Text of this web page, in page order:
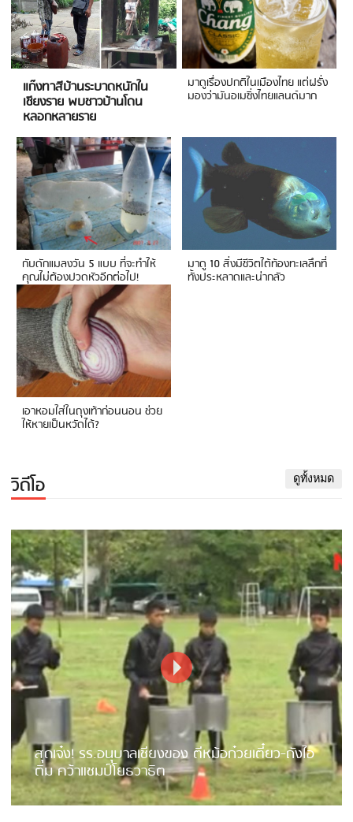
แก๊งทาสีบ้านระบาดหนักใน
เชียงราย พบชาวบ้านโดน
หลอกหลายราย
มาดูเรื่องปกติในเมืองไทย แต่ฝรั่ง
มองว่ามันอเมซิ่งไทยแลนด์มาก
กับดักแมลงวัน 5 แบบ ที่จะทำให้
คุณไม่ต้องปวดหัวอีกต่อไป!
มาดู 10 สิ่งมีชีวิตใต้ท้องทะเลลึกที่
ทั้งประหลาดและน่ากลัว
เอาหอมใส่ในถุงเท้าก่อนนอน ช่วย
ให้หายเป็นหวัดได้?
วิดีโอ ดูทั้งหมด
สุดเจ๋ง! รร.อนุบาลเชียงของ ตีหม้อก๋วยเตี๋ยว-ถังไอ
ติม คว้าแชมป์โยธวาธิต